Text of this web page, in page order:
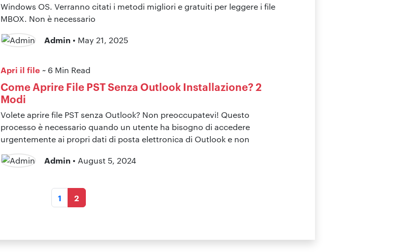
Windows OS. Verranno citati i metodi migliori e gratuiti per leggere i file
MBOX. Non è necessario
Admin • May 21, 2025
Apri il file ~ 6 Min Read
Come Aprire File PST Senza Outlook Installazione? 2
Modi
Volete aprire file PST senza Outlook? Non preoccupatevi! Questo
processo è necessario quando un utente ha bisogno di accedere
urgentemente ai propri dati di posta elettronica di Outlook e non
Admin • August 5, 2024
1 2